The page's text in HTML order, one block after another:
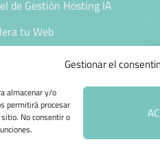
Gestionar el
almacenar y/o
permitirá procesar
No consentir o
de Gestión Hosting IA
tu Web
Web WordPress
Sitejet
Online Automatizada